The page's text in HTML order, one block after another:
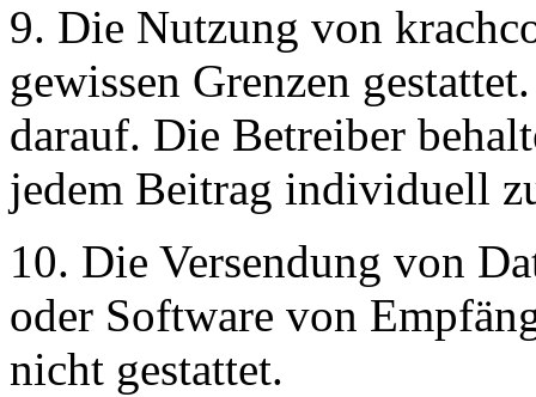
9. Die Nutzung von
gewissen Grenzen
darauf. Die Betreiber
jedem Beitrag individuell
10. Die Versendung von
oder Software von
nicht gestattet.